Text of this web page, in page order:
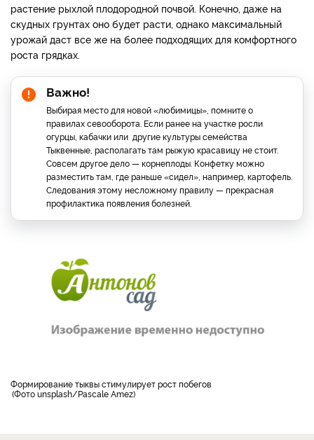
растение рыхлой плодородной почвой. Конечно, даже на
скудных грунтах оно будет расти, однако максимальный
урожай даст все же на более подходящих для комфортного
роста грядках.
Важно!
Выбирая место для новой «любимицы», помните о
правилах севооборота. Если ранее на участке росли
огурцы, кабачки или другие культуры семейства
Тыквенные, располагать там рыжую красавицу не стоит.
Совсем другое дело — корнеплоды. Конфетку можно
разместить там, где раньше «сидел», например, картофель.
Следования этому несложному правилу — прекрасная
профилактика появления болезней.
формирование тыквы стимулирует рост побегов
Фото unsplash/Pascale Amez